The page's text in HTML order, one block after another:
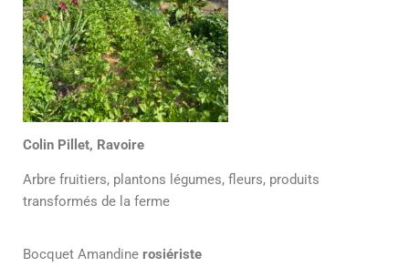
Colin Pillet, Ravoire
Arbre fruitiers, plantons légumes, fleurs, produits
transformés de la ferme
Bocquet Amandine rosiériste